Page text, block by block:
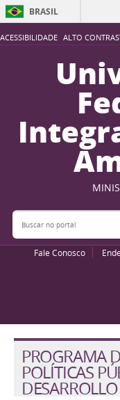
ACESSIBILIDADE ALTO
BRASIL
Buscar no portal
Fale Conosco
PROGRAMA
POLÍTICAS